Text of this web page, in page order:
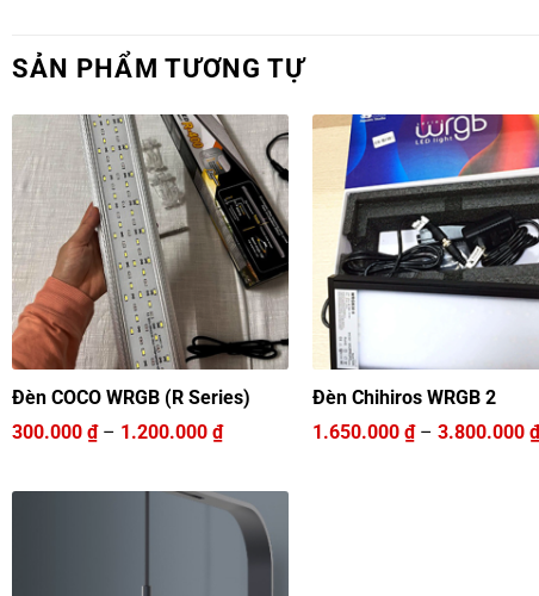
SẢN PHẨM TƯƠNG TỰ
Đèn COCO WRGB (R Series)
300.000 ₫ – 1.200.000 ₫Khoảng
giá:
đến
1.200.000 ₫
Đèn Chihiros WRGB 2
1.650.000 ₫ – 3.800.000 ₫